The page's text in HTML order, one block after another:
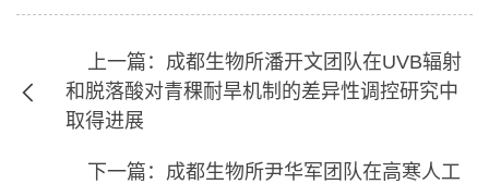
上一篇：成都生物所潘开文团队在UVB辐射
和脱落酸对青稞耐旱机制的差异性调控研究中
取得进展
下一篇：成都生物所尹华军团队在高寒人工